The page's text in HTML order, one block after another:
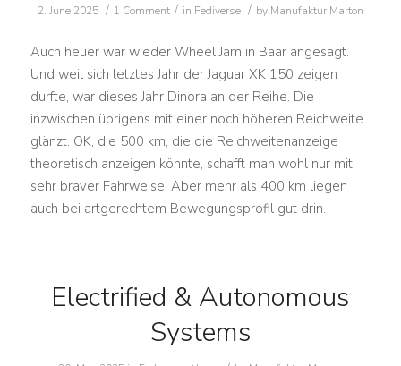
2. June 2025 / 1 Comment / in Fediverse / by Manufaktur Marton
Auch heuer war wieder Wheel Jam in Baar angesagt.
Und weil sich letztes Jahr der Jaguar XK 150 zeigen
durfte, war dieses Jahr Dinora an der Reihe. Die
inzwischen übrigens mit einer noch höheren Reichweite
glänzt. OK, die 500 km, die die Reichweitenanzeige
theoretisch anzeigen könnte, schafft man wohl nur mit
sehr braver Fahrweise. Aber mehr als 400 km liegen
auch bei artgerechtem Bewegungsprofil gut drin.
Electrified & Autonomous
Systems